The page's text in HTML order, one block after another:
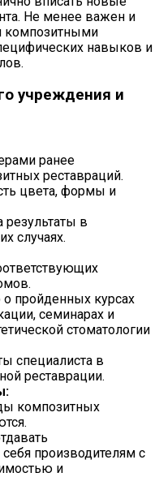
Не менее важен и
композитными
навыков и
учреждения и
ранее
реставраций.
цвета, формы и
результаты в
случаях.
пройденных курсах
семинарах и
стоматологии
специалиста в
реставрации.
композитных
производителям с
и